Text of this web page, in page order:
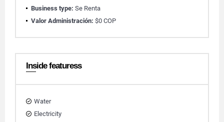
Business type: Se Renta
Valor Administración: $0 COP
Inside featuress
Water
Electricity